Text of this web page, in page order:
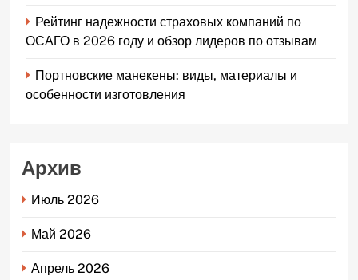
Рейтинг надежности страховых компаний по
ОСАГО в 2026 году и обзор лидеров по отзывам
Портновские манекены: виды, материалы и
особенности изготовления
Архив
Июль 2026
Май 2026
Апрель 2026